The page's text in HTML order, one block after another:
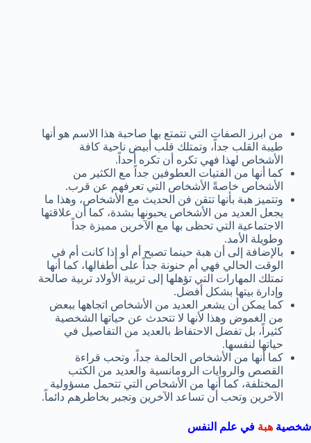
من ابرز الصفات التي تتمتع بها صاحبة هذا الاسم هو أنها
طيبة القلب جداً، وتمتلك قلب أبيض ناحية كافة
الأشخاص لهذا فهي تكره أن تكره أحداً.
كما أنها من الفتيات العطوفين جداً مع الكثير من
الأشخاص خاصةً الأشخاص التي تعرفهم عن قرب.
وتتميز هبة بأنها تتقن فن الحديث مع الأشخاص، وهذا ما
يجعل العديد من الأشخاص يحبونها بشدة، كما أن علاقتها
الاجتماعية التي تحظى بها مع الآخرين مميزة جداً
وطويلة الأمد.
بالإضافة إلى أن هبة حينما تصبح أم أو إذا كانت أم في
الوقت الحالي فهي أم حنونة جداً على أطفالها، كما أنها
تمتلك المهارات التي تؤهلها إلى تربية الأولاد تربية صالحة
وإدارة بيتها بشكل أفضل.
كما يمكن أن يشعر العديد من الأشخاص اتجاهها ببعض
من الغموض وهذا لأنها لا تتحدث عن حياتها الشخصية
كثيراً، بل تفضل الاحتفاظ بالعديد من التفاصيل في
حياتها لنفسها.
كما أنها من الأشخاص الحالمة جداً، وتحب قراءة
القصص والروايات الرومانسية والعديد من الكتب
المختلفة، كما أنها من الأشخاص التي تتحمل مسؤولية
الآخرين وتحب أن تساعد الآخرين وتجبر بخاطرهم دائماً.
شخصية هبة في علم النفس